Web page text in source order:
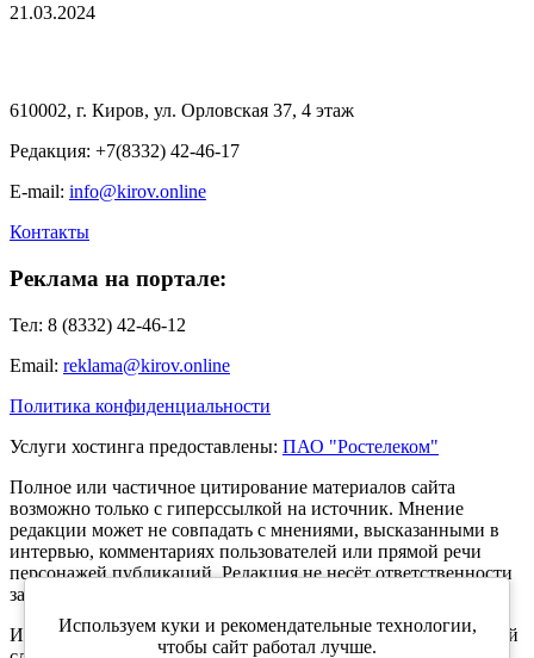
21.03.2024
610002, г. Киров, ул. Орловская 37, 4 этаж
Редакция: +7(8332) 42-46-17
E-mail: info@kirov.online
Контакты
Реклама на портале:
Тел: 8 (8332) 42-46-12
Email: reklama@kirov.online
Политика конфиденциальности
Услуги хостинга предоставлены: ПАО "Ростелеком"
Полное или частичное цитирование материалов сайта
возможно только с гиперссылкой на источник. Мнение
редакции может не совпадать с мнениями, высказанными в
интервью, комментариях пользователей или прямой речи
персонажей публикаций. Редакция не несёт ответственности
за текст комментариев читателей.
Интернет-портал Kirov.online зарегистрирован в Федеральной
Используем куки и рекомендательные технологии,
чтобы сайт работал лучше.